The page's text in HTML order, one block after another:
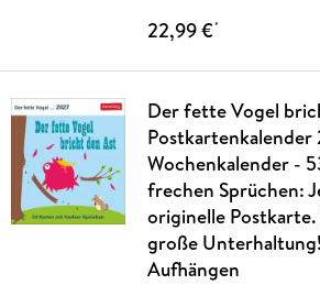
22,99 €*
Der fette Vogel
Postkartenkalender
Wochenkalender -
frechen Sprüchen:
originelle
große
Aufhängen